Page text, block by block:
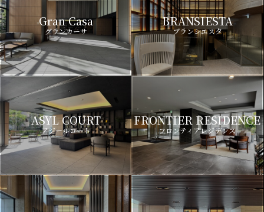
Gran Casa
グランカーサ
BRANSIESTA
ブランシエスタ
ASYL COURT
アジールコート
FRONTIER RESIDENCE
フロンティアレジデンス